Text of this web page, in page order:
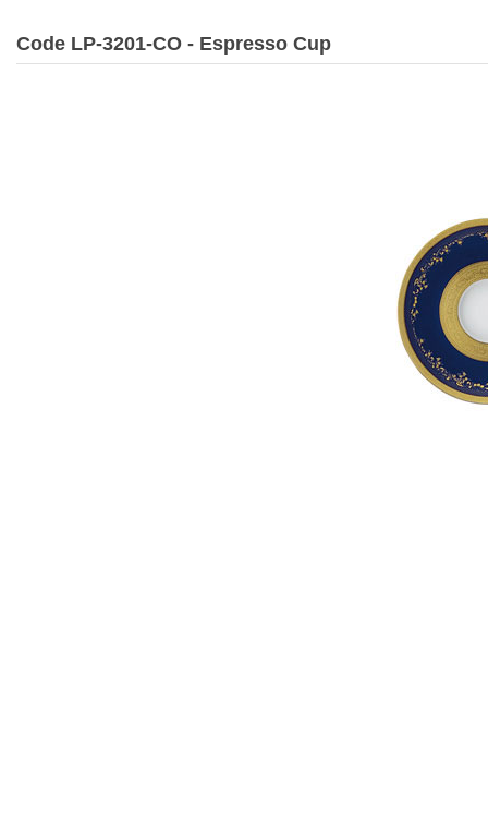
Code LP-3201-CO - Espresso Cup